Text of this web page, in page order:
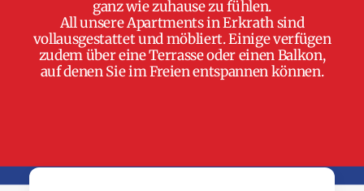
ganz wie zuhause zu fühlen.
All unsere Apartments in Erkrath sind
vollausgestattet und möbliert. Einige verfügen
zudem über eine Terrasse oder einen Balkon,
auf denen Sie im Freien entspannen können.